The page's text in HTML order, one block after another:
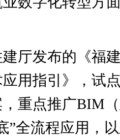
发布的《福建
用指引》，试
重点推广BIM
”全流程应用，